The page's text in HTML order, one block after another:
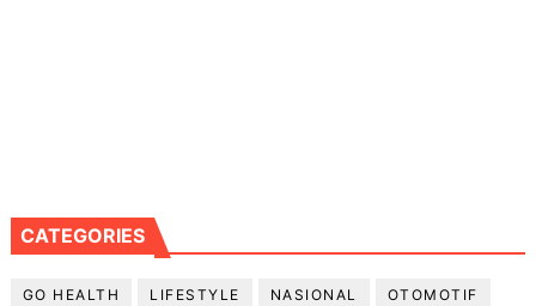
CATEGORIES
GO HEALTH LIFESTYLE NASIONAL OTOMOTIF